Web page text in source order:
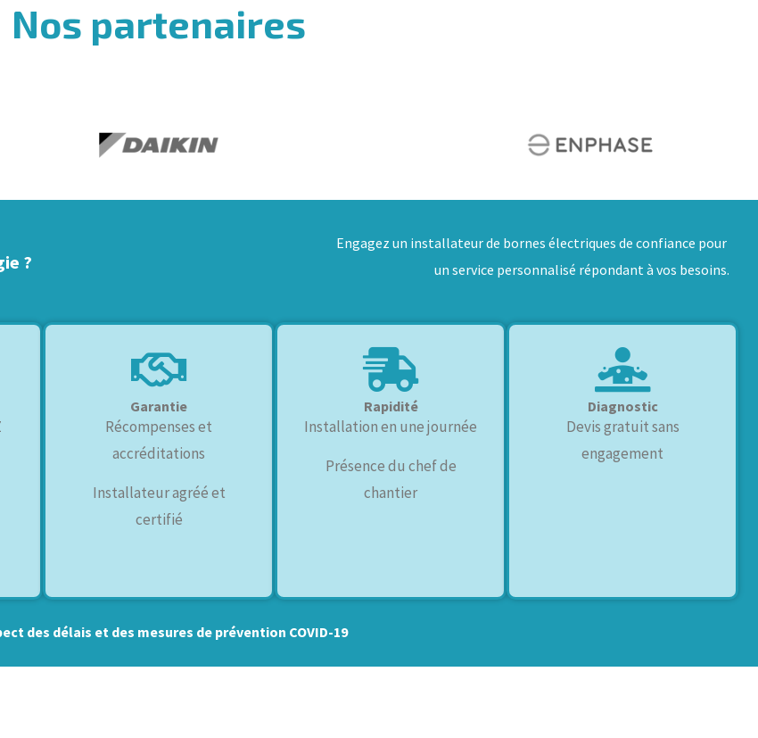
Nos partenaires
?
Engagez un installateur de bornes électriques de confiance pour
un service personnalisé répondant à vos besoins.
Garantie
Récompenses et
accréditations
Installateur agréé et
certifié
Rapidité
Installation en une journée
Présence du chef de
chantier
Diagnostic
Devis gratuit sans
engagement
des délais et des mesures de prévention COVID-19